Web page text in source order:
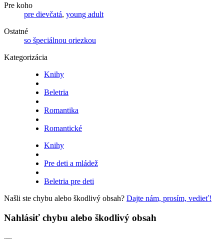
Pre koho
pre dievčatá, young adult
Ostatné
so špeciálnou oriezkou
Kategorizácia
Knihy
Beletria
Romantika
Romantické
Knihy
Pre deti a mládež
Beletria pre deti
Našli ste chybu alebo škodlivý obsah? Dajte nám, prosím, vedieť!
Nahlásiť chybu alebo škodlivý obsah